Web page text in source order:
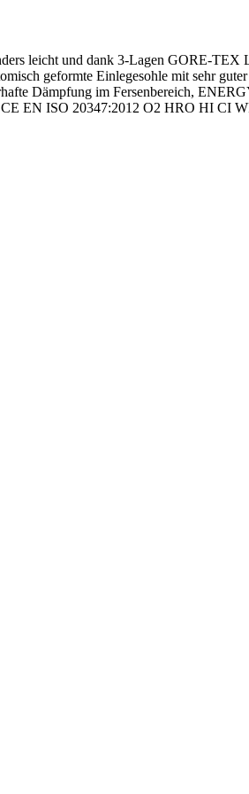
leicht und dank 3-Lagen GORE-
geformte Einlegesohle mit sehr
Dämpfung im Fersenbereich,
EN ISO 20347:2012 O2 HRO HI CI